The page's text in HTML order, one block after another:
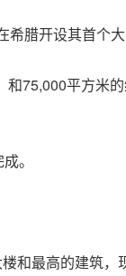
腊开设其首个大
75,000平方米
。
和最高的建筑